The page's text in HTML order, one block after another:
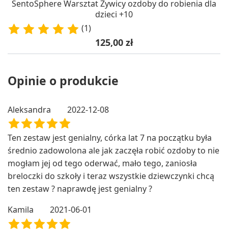
SentoSphere Warsztat Żywicy ozdoby do robienia dla
dzieci +10
(1)
Cena
125,00 zł
Opinie o produkcie
Aleksandra 2022-12-08
Ten zestaw jest genialny, córka lat 7 na początku była
średnio zadowolona ale jak zaczęła robić ozdoby to nie
mogłam jej od tego oderwać, mało tego, zaniosła
breloczki do szkoły i teraz wszystkie dziewczynki chcą
ten zestaw ? naprawdę jest genialny ?
Kamila
2021-06-01